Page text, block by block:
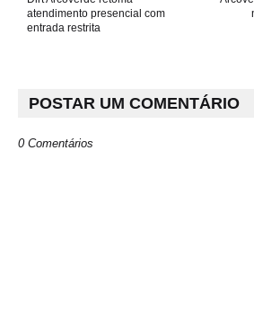
atendimento presencial com
entrada restrita
POSTAR UM COMENTÁRIO
0 Comentários